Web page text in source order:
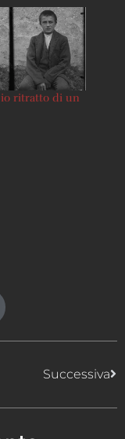
ritratto di un
Successiva